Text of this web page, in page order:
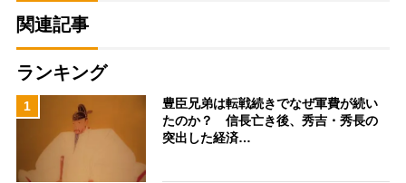
関連記事
ランキング
1
豊臣兄弟は転戦続きでなぜ軍費が続い
たのか？ 信長亡き後、秀吉・秀長の
突出した経済…